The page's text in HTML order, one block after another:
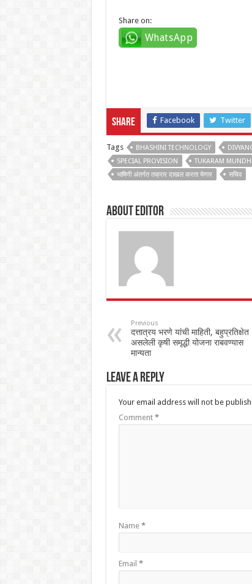
Share on:
WhatsApp
Share Facebook Twitter
Tags BHASHINI TECHNOLOGY
SPECIAL PROVISION
TUKARAM
भाषिणी अंतर्गत तक्रार दाखल करता येणार
सचिव
About Editor
Previous
दत्तात्रय भरणे यांची माहिती, बहुप्रतिक्षेत
असलेली कृषी समृद्धी योजना राबवण्यास
मान्यता
Leave a Reply
Your email address will not be
Comment *
Name *
Email *